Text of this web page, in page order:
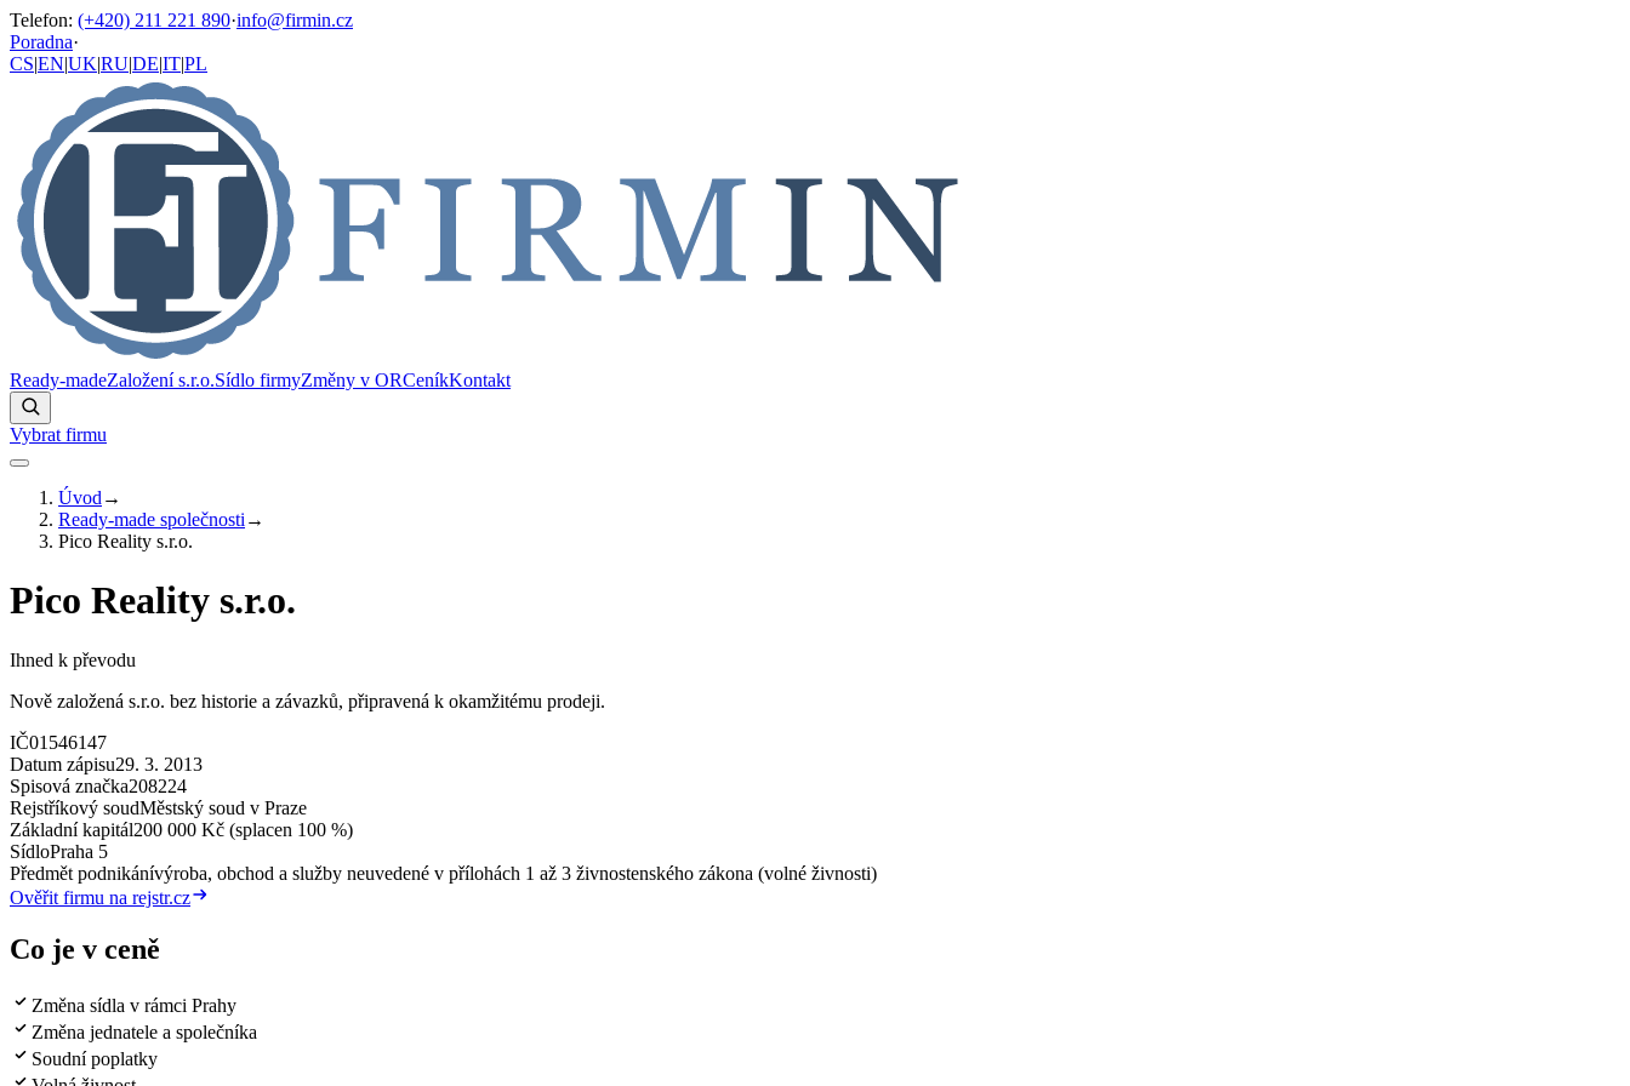
Telefon: (+420) 211 221 890·info@firmin.cz
Poradna·
CS|EN|UK|RU|DE|IT|PL
Ready-madeZaložení s.r.o.Sídlo firmyZměny v ORCeníkKontakt
Vybrat firmu
Úvod →
Ready-made společnosti →
Pico Reality s.r.o.
Pico Reality s.r.o.
Ihned k převodu
Nově založená s.r.o. bez historie a závazků, připravená k okamžitému prodeji.
IČ01546147
Datum zápisu29. 3. 2013
Spisová značka208224
Rejstříkový soudMěstský soud v Praze
Základní kapitál200 000 Kč (splacen 100 %)
SídloPraha 5
Předmět podnikánívýroba, obchod a služby neuvedené v přílohách 1 až 3 živnostenského zákona (volné živnosti)
Ověřit firmu na rejstr.cz
Co je v ceně
Změna sídla v rámci Prahy
Změna jednatele a společníka
Soudní poplatky